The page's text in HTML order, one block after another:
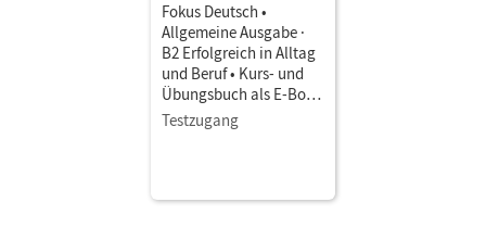
Fokus Deutsch •
Allgemeine Ausgabe ·
B2 Erfolgreich in Alltag
und Beruf • Kurs- und
Übungsbuch als E-Book
Mit Medien
Testzugang